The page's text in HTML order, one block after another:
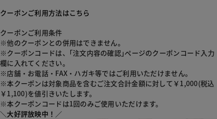
クーポンご利用方法はこちら
クーポンご利用条件
※他のクーポンとの併用はできません。
※クーポンコードは、｢注文内容の確認｣ページのクーポンコード入力
欄に入れてください。
※店舗・お電話・FAX・ハガキ等ではご利用いただけません。
※本クーポンは対象商品を含むご注文合計金額に対して￥1,000(税込
￥1,100)を値引きいたします。
※本クーポンコードは1回のみご使用いただけます。
＼大好評放映中！／